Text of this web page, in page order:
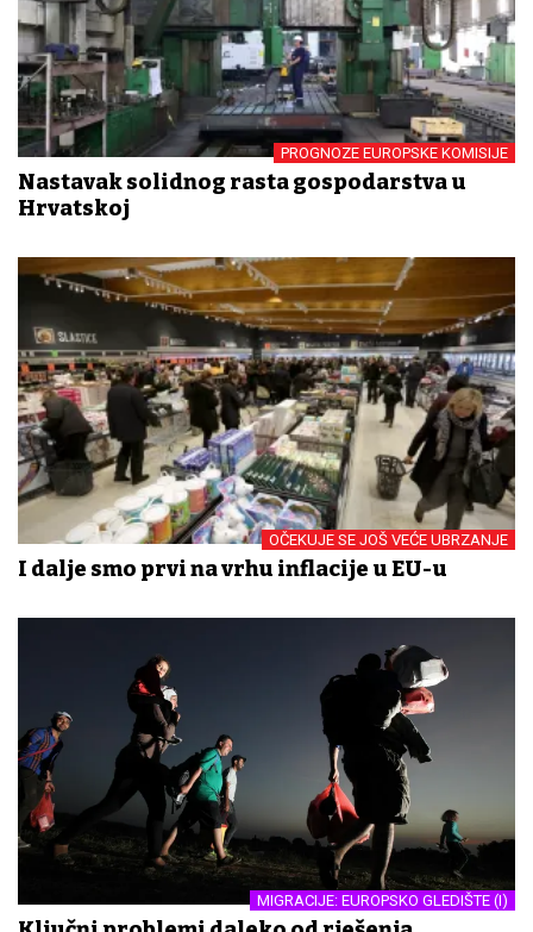
PROGNOZE EUROPSKE KOMISIJE
Nastavak solidnog rasta gospodarstva u
Hrvatskoj
OČEKUJE SE JOŠ VEĆE UBRZANJE
I dalje smo prvi na vrhu inflacije u EU-u
MIGRACIJE: EUROPSKO GLEDIŠTE (I)